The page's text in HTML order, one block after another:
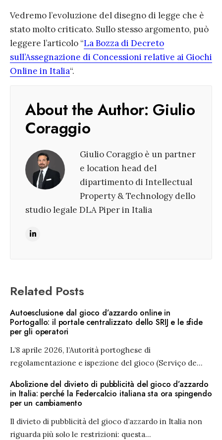
Vedremo l’evoluzione del disegno di legge che è
stato molto criticato. Sullo stesso argomento, può
leggere l’articolo “La Bozza di Decreto
sull’Assegnazione di Concessioni relative ai Giochi
Online in Italia“.
About the Author: Giulio
Coraggio
Giulio Coraggio è un partner
e location head del
dipartimento di Intellectual
Property & Technology dello
studio legale DLA Piper in Italia
Related Posts
Autoesclusione dal gioco d’azzardo online in
Portogallo: il portale centralizzato dello SRIJ e le sfide
per gli operatori
L’8 aprile 2026, l’Autorità portoghese di
regolamentazione e ispezione del gioco (Serviço de...
Abolizione del divieto di pubblicità del gioco d’azzardo
in Italia: perché la Federcalcio italiana sta ora spingendo
per un cambiamento
Il divieto di pubblicità del gioco d’azzardo in Italia non
riguarda più solo le restrizioni: questa...